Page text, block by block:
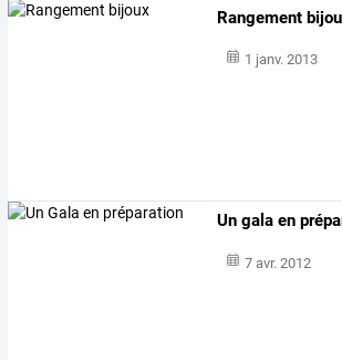
Rangement
1 janv. 2013
Un gala en
7 avr. 2012